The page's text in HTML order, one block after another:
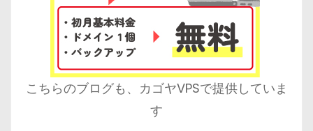
こちらのブログも、カゴヤVPSで提供していま
す